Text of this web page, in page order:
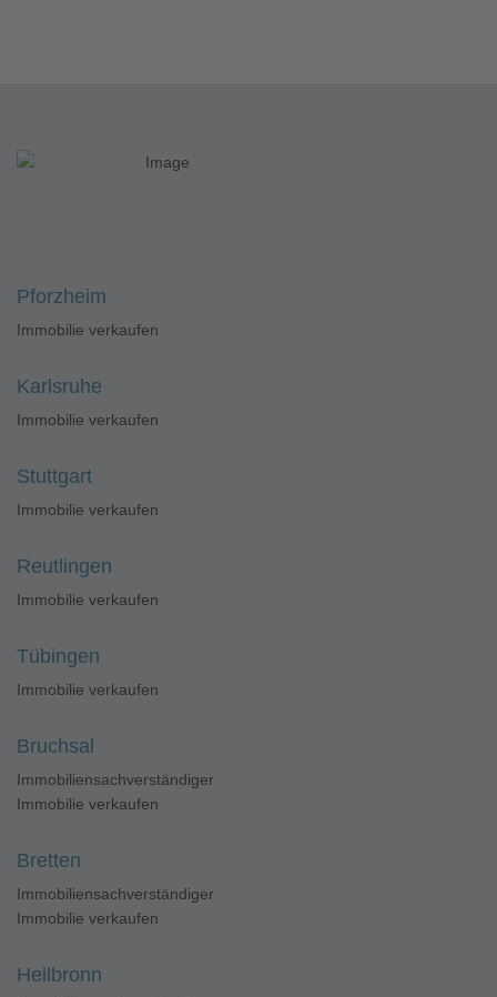
Pforzheim
Immobilie verkaufen
Karlsruhe
Immobilie verkaufen
Stuttgart
Immobilie verkaufen
Reutlingen
Immobilie verkaufen
Tübingen
Immobilie verkaufen
Bruchsal
Immobiliensachverständiger
Immobilie verkaufen
Bretten
Immobiliensachverständiger
Immobilie verkaufen
Heilbronn